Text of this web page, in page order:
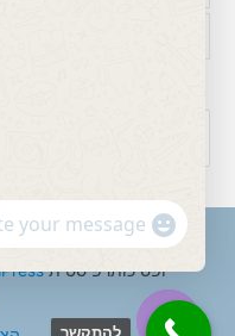
a
c
ופסיכותרפיסטית CBT | Powered by
"+chaty_settings.lang.emoji_picker+"
WhatsApp